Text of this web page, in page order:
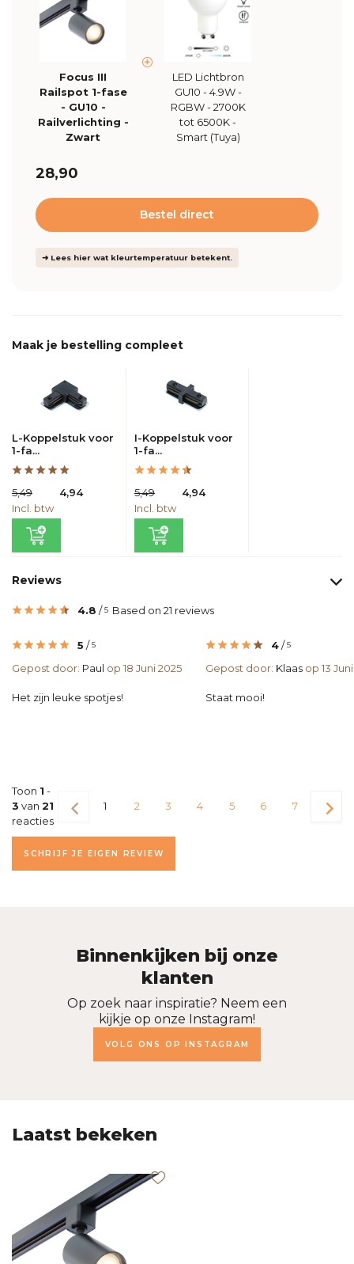
Focus III
Railspot 1-fase
- GU10 -
Railverlichting -
Zwart
LED Lichtbron
GU10 - 4.9W -
RGBW - 2700K
tot 6500K -
Smart (Tuya)
28,90
Bestel direct
➜ Lees hier wat kleurtemperatuur betekent.
Maak je bestelling compleet
L-Koppelstuk voor
1-fa...
5,49
4,94
Incl. btw
I-Koppelstuk voor
1-fa...
5,49
4,94
Incl. btw
Reviews
4.8 /5 Based on 21 reviews
5 /5
Gepost door: Paul op 18 Juni 2025
Het zijn leuke spotjes!
4/5
Gepost door: Klaas op 13
Staat mooi!
Toon 1 -
3 van 21
reacties
1 2 3 4 5 6 7
SCHRIJF JE EIGEN REVIEW
Binnenkijken bij onze
klanten
Op zoek naar inspiratie? Neem een
kijkje op onze Instagram!
VOLG ONS OP INSTAGRAM
Laatst bekeken